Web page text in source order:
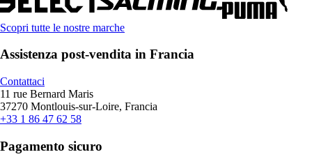
Scopri tutte le nostre marche
Assistenza post-vendita in Francia
Contattaci
11 rue Bernard Maris
37270 Montlouis-sur-Loire, Francia
+33 1 86 47 62 58
Pagamento sicuro